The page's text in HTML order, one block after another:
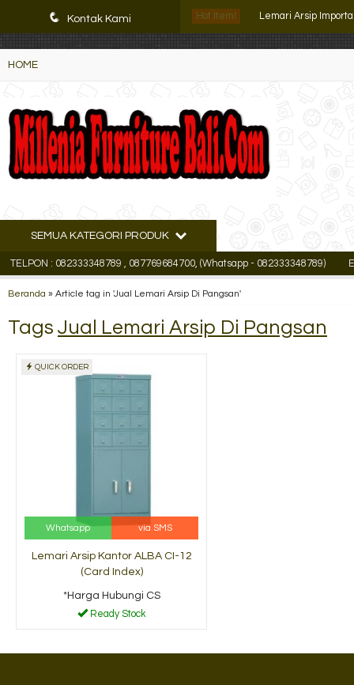
K72iUX0Xmb2bktCgP-w8iulNTg-kxoDzr6rh-MFTA7o
q Kontak Kami Hot Item! Lemari Arsip Importa
Lemari Arsip Tiger
Filling Cabinet VIP 3
Locker Besi Brother
HOME
SEMUA KATEGORI PRODUK
: 082333348789 , 087769684700, (Whatsapp - 082333348789) Email :
Beranda » Article tag in 'Jual Lemari Arsip Di Pangsan'
Tags Jual Lemari Arsip Di Pangsan
QUICK ORDER
Whatsapp via SMS
Lemari Arsip Kantor ALBA CI-12
(Card Index)
*Harga Hubungi CS
Ready Stock
Lemari Arsip Tinggi
*Harga Hubungi CS